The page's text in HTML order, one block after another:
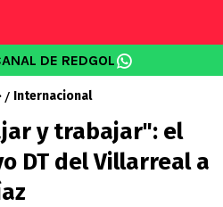
DE REDGOL
Internacional
y trabajar": el
DT del Villarreal a